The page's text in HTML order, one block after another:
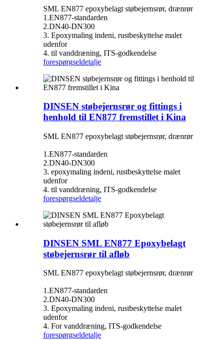
SML EN877 epoxybelagt støbejernsrør, drænrør
1.EN877-standarden
2.DN40-DN300
3. Epoxymaling indeni, rustbeskyttelse malet
udenfor
4. til vanddræning, ITS-godkendelse
forespørgseldetalje
DINSEN støbejernsrør og fittings i
henhold til EN877 fremstillet i Kina
SML EN877 epoxybelagt støbejernsrør, drænrør
1.EN877-standarden
2.DN40-DN300
3. epoxymaling indeni, rustbeskyttelse malet
udenfor
4. til vanddræning, ITS-godkendelse
forespørgseldetalje
DINSEN SML EN877 Epoxybelagt
støbejernsrør til afløb
SML EN877 epoxybelagt støbejernsrør, drænrør
1.EN877-standarden
2.DN40-DN300
3. Epoxymaling indeni, rustbeskyttelse malet
udenfor
4. For vanddræning, ITS-godkendelse
forespørgseldetalje